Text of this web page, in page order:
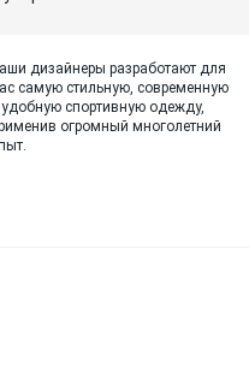
дизайнеры разработают для
самую стильную, современную
удобную спортивную одежду,
огромный многолетний